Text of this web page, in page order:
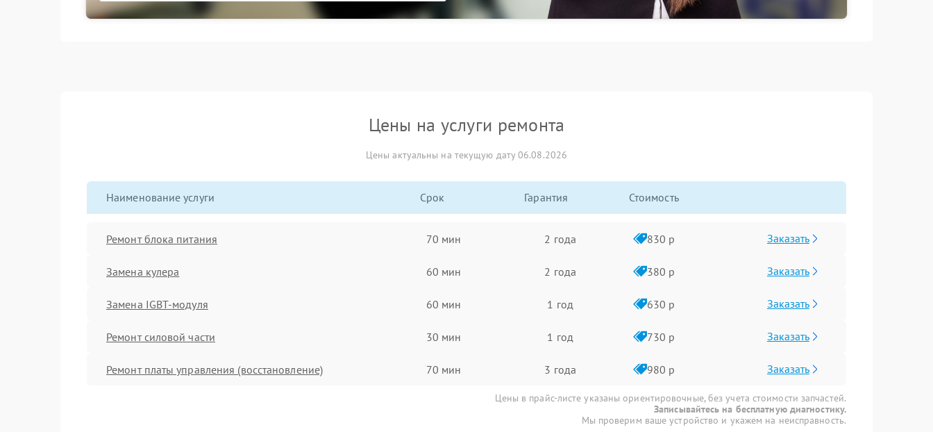
Цены на услуги ремонта
Цены актуальны на текущую дату 06.08.2026
Наименование услуги Срок Гарантия Стоимость
Ремонт блока питания 70 мин 2 года 830 р Заказать
Замена кулера 60 мин 2 года 380 р Заказать
Замена IGBT-модуля 60 мин 1 год 630 р Заказать
Ремонт силовой части 30 мин 1 год 730 р Заказать
Ремонт платы управления (восстановление) 70 мин 3 года 980 р Заказать
Цены в прайс-листе указаны ориентировочные, без учета стоимости запчастей.
Записывайтесь на бесплатную диагностику.
Мы проверим ваше устройство и укажем на неисправность.